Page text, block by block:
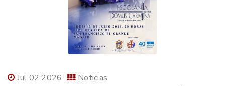
Jul 02 2026 Noticias